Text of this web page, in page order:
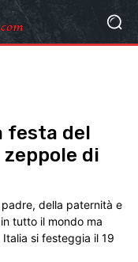
festa del
zeppole di
della paternità e
tutto il mondo ma
si festeggia il 19